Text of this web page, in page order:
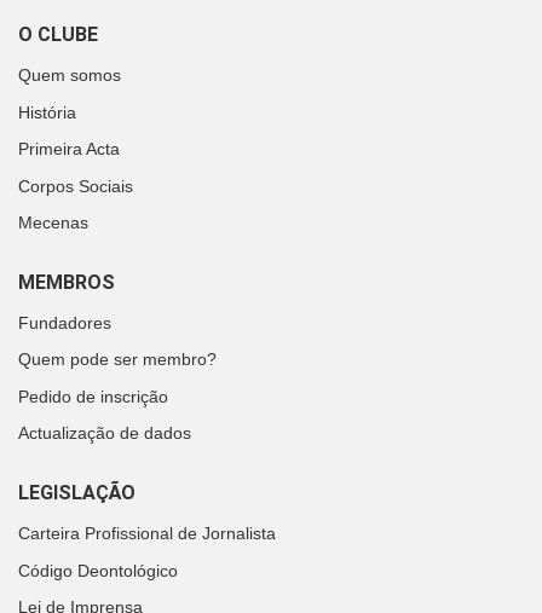
O CLUBE
Quem somos
História
Primeira Acta
Corpos Sociais
Mecenas
MEMBROS
Fundadores
Quem pode ser membro?
Pedido de inscrição
Actualização de dados
LEGISLAÇÃO
Carteira Profissional de Jornalista
Código Deontológico
Lei de Imprensa